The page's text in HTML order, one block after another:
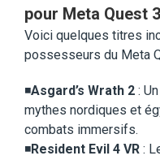
pour Meta Quest
Voici quelques titres
possesseurs du Meta
◾️Asgard’s Wrath 2 :
mythes nordiques et
combats immersifs.
◾️Resident Evil 4 VR :